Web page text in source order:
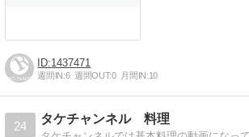
1437471
週間IN:6 週間OUT:0 月間IN:10
24
タケチャンネル 料理